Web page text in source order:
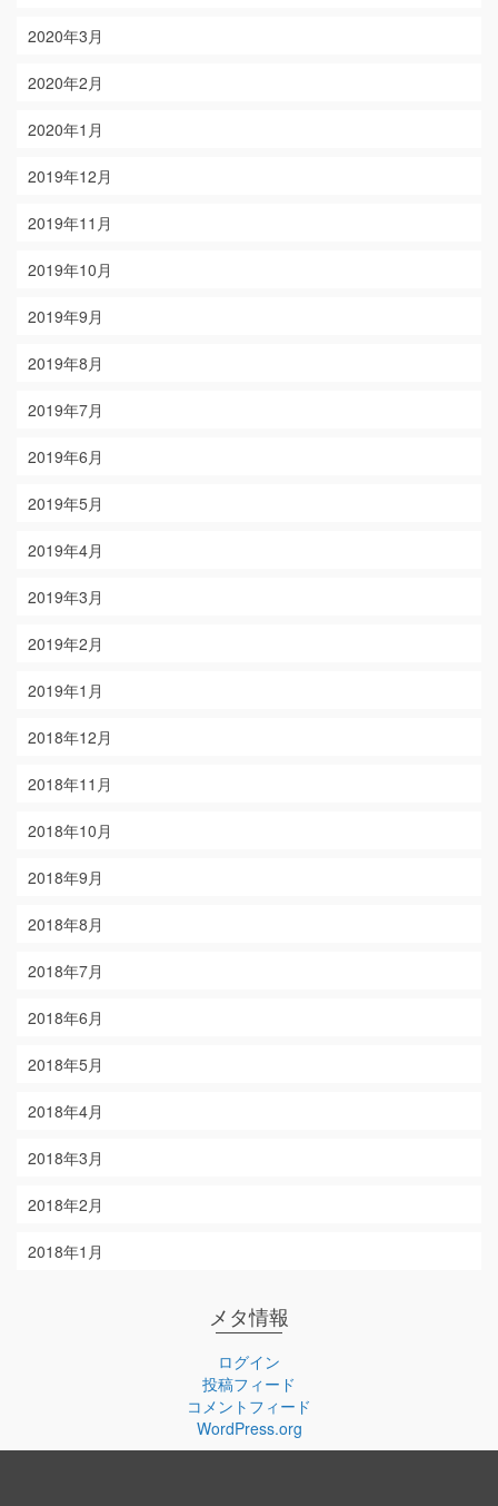
2020年3月
2020年2月
2020年1月
2019年12月
2019年11月
2019年10月
2019年9月
2019年8月
2019年7月
2019年6月
2019年5月
2019年4月
2019年3月
2019年2月
2019年1月
2018年12月
2018年11月
2018年10月
2018年9月
2018年8月
2018年7月
2018年6月
2018年5月
2018年4月
2018年3月
2018年2月
2018年1月
メタ情報
ログイン
投稿フィード
コメントフィード
WordPress.org